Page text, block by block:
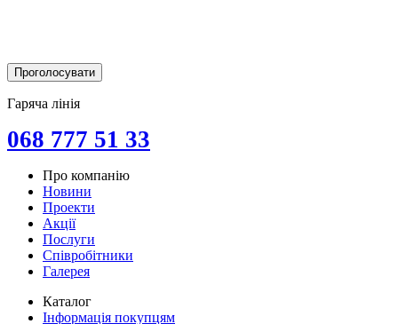
Гаряча лінія
068 777 51 33
Про компанію
Новини
Проекти
Акції
Послуги
Співробітники
Галерея
Каталог
Інформація покупцям